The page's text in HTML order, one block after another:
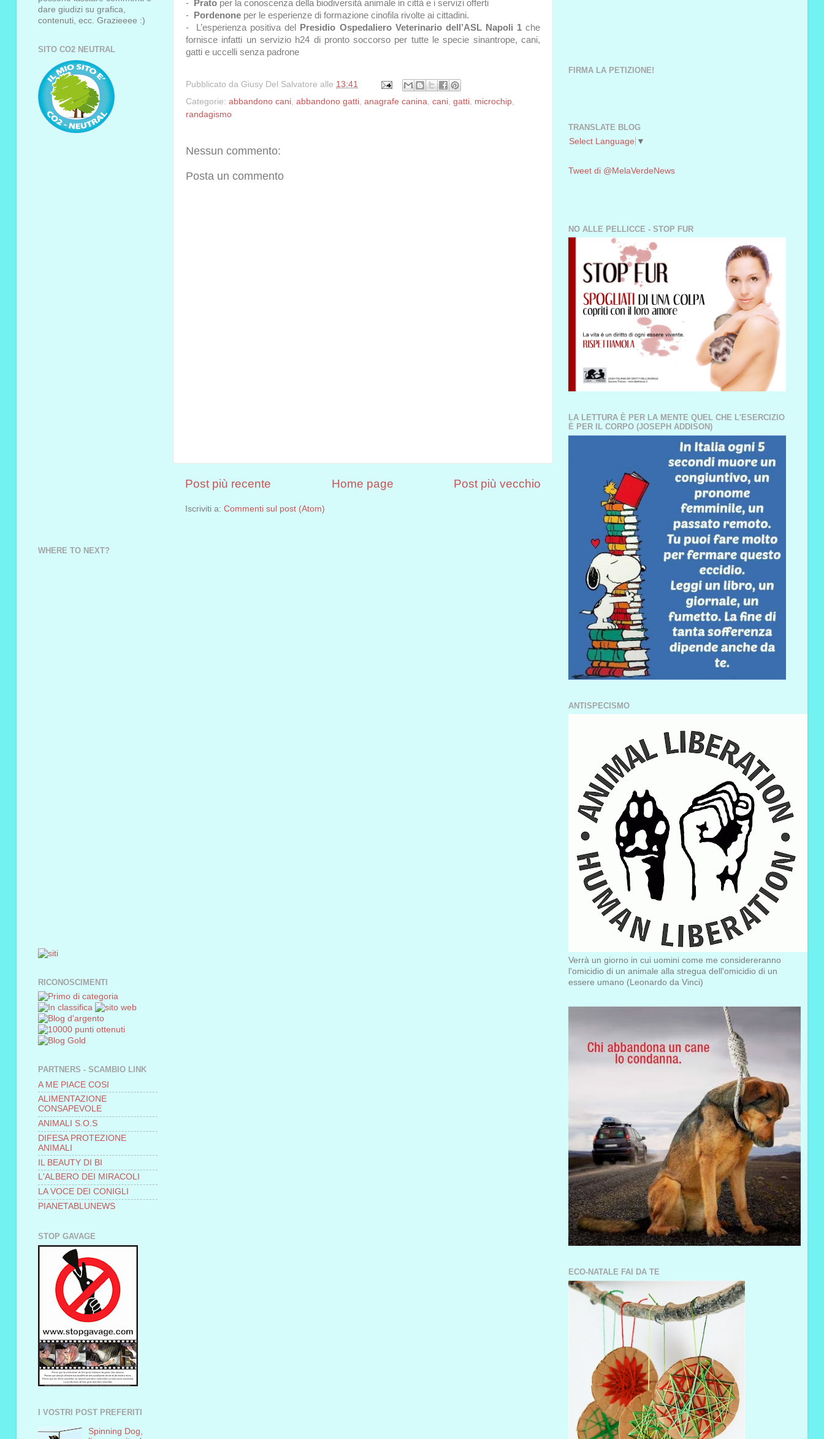
-
Prato per la conoscenza della biodiversità animale in città e i servizi offerti
-
Pordenone per le esperienze di formazione cinofila rivolte ai cittadini.
- L’esperienza positiva del
Presidio Ospedaliero Veterinario dell’ASL Napoli 1che
fornisce infatti un servizio h24 di pronto soccorso per tutte le specie sinantrope, cani,
gatti e uccelli senza padrone
Pubblicato da Giusy Del Salvatore alle 13:41
Categorie: abbandono cani abbandono gatti anagrafe canina cani gatti microchip
randagismo
Nessun commento:
Posta un commento
Post più recente Post più vecchio
Home page
Iscriviti a: Commenti sul post (Atom)
dare giudizi su grafica,
contenuti, ecc. Grazieeee :)
SITO CO2 NEUTRAL
WHERE TO NEXT?
RICONOSCIMENTI
PARTNERS - SCAMBIO LINK
A ME PIACE COSI
ALIMENTAZIONE
CONSAPEVOLE
ANIMALI S.O.S
DIFESA PROTEZIONE
ANIMALI
IL BEAUTY DI BI
L'ALBERO DEI MIRACOLI
LA VOCE DEI CONIGLI
PIANETABLUNEWS
STOP GAVAGE
I VOSTRI POST PREFERITI
Spinning Dog,
FIRMA LA PETIZIONE!
TRANSLATE BLOG
Select Language ▼
Tweet di @MelaVerdeNews
NO ALLE PELLICCE - STOP FUR
LA LETTURA È PER LA MENTE QUEL CHE L'ESERCIZIO
È PER IL CORPO (JOSEPH ADDISON)
ANTISPECISMO
Verrà un giorno in cui uomini come me considereranno
l'omicidio di un animale alla stregua dell'omicidio di un
essere umano (Leonardo da Vinci)
ECO-NATALE FAI DA TE